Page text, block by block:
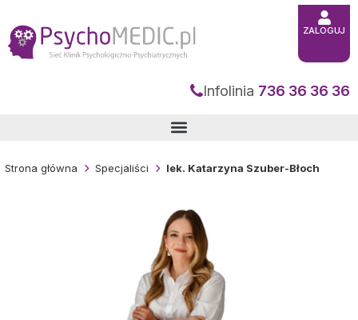
treści
Infolinia 736 36 36 36
ZALOGUJ
Strona główna Specjaliści lek. Katarzyna Szuber-Błoch